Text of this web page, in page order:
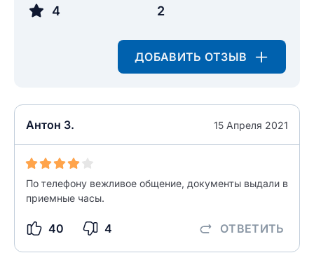
4 2
ДОБАВИТЬ ОТЗЫВ
Антон З. 15 Апреля 2021
По телефону вежливое общение, документы выдали в
приемные часы.
40 4 ОТВЕТИТЬ
0/500
Введите свое имя
Введите свой номер телефона
Ответ на отзыв
0/500
НАЙТИ МЕНЯ